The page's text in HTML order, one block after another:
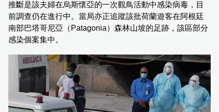
推斷是該夫婦在烏斯懷亞的一次觀鳥活動中感染病毒，目
前調查仍在進行中。當局亦正追蹤該批荷蘭遊客在阿根廷
南部巴塔哥尼亞（Patagonia）森林山坡的足跡，該區部分
感染個案集中。